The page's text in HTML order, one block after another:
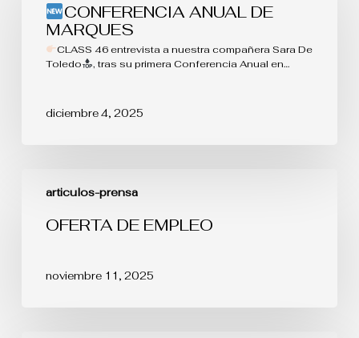
MARQUESCONFERENCIA ANUAL DE
MARQUES
CLASS 46 entrevista a nuestra compañera Sara De
Toledo
, tras su primera Conferencia Anual en…
diciembre 4, 2025
articulos-prensa
OFERTA DE EMPLEO
noviembre 11, 2025